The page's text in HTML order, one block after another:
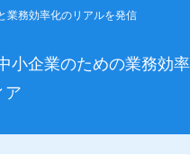
業務効率化のリアルを発信
小企業のための業務効率
ア